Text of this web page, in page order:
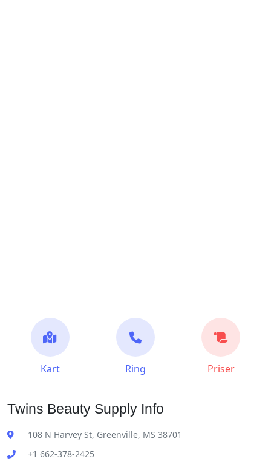
Kart Ring Priser
Twins Beauty Supply Info
108 N Harvey St, Greenville, MS 38701
+1 662-378-2425